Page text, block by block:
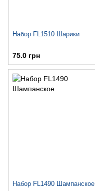
Набор FL1510 Шарики
75.0 грн
Набор FL1490 Шампанское